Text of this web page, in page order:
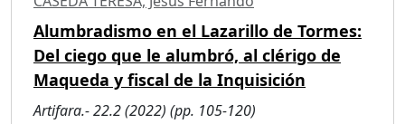
Alumbradismo en el Lazarillo de Tormes:
Del ciego que le alumbró, al clérigo de
Maqueda y fiscal de la Inquisición
Artifara.- 22.2 (2022) (pp. 105-120)